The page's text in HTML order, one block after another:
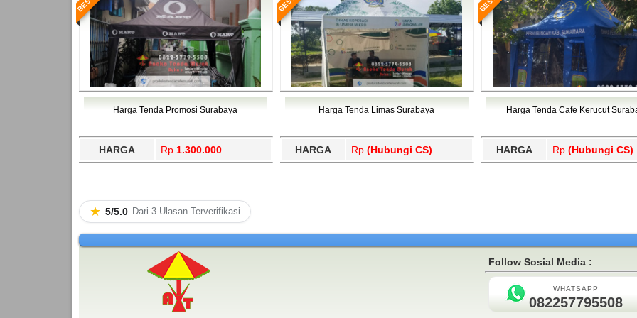
Harga Tenda Promosi Surabaya
HARGA Rp. 1.300.000
Harga Tenda Limas Surabaya
HARGA Rp. (Hubungi CS)
Harga Tenda Cafe Kerucut
HARGA Rp. (Hubungi CS)
★ 5/5.0 Dari 3 Ulasan Terverifikasi
Follow Sosial Media :
WHATSAPP
082257795508